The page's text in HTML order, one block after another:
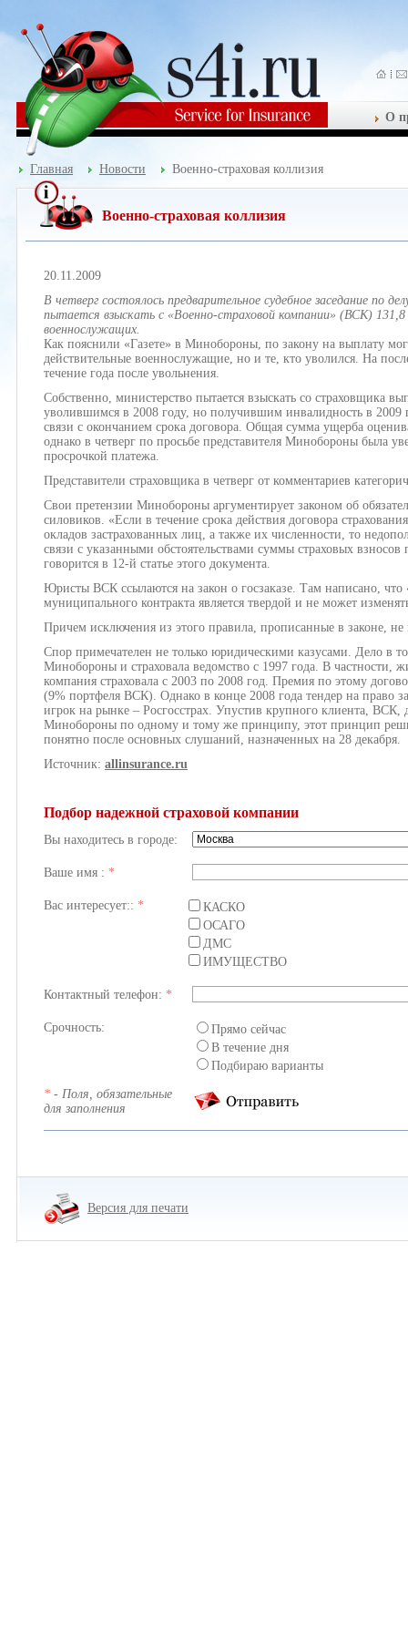
О
Главная Новости Военно-страховая коллизия
Военно-страховая коллизия
20.11.2009
В четверг состоялось предварительное судебное заседание по
пытается взыскать с «Военно-страховой компании» (ВСК) 131,8
военнослужащих.
Как пояснили «Газете» в Минобороны, по закону на выплату
действительные военнослужащие, но и те, кто уволился. На
течение года после увольнения.
Собственно, министерство пытается взыскать со страховщика
уволившимся в 2008 году, но получившим инвалидность в 2009
связи с окончанием срока договора. Общая сумма ущерба
однако в четверг по просьбе представителя Минобороны была
просрочкой платежа.
Представители страховщика в четверг от комментариев
Свои претензии Минобороны аргументирует законом об
силовиков. «Если в течение срока действия договора
окладов застрахованных лиц, а также их численности, то
связи с указанными обстоятельствами суммы страховых
говорится в 12-й статье этого документа.
Юристы ВСК ссылаются на закон о госзаказе. Там написано, что
муниципального контракта является твердой и не может
Причем исключения из этого правила, прописанные в законе, не
Спор примечателен не только юридическими казусами. Дело в
Минобороны и страховала ведомство с 1997 года. В частности,
компания страховала с 2003 по 2008 год. Премия по этому
(9% портфеля ВСК). Однако в конце 2008 года тендер на право
игрок на рынке – Росгосстрах. Упустив крупного клиента,
Минобороны по одному и тому же принципу, этот принцип
понятно после основных слушаний, назначенных на 28 декабря.
Источник: allinsurance.ru
Подбор надежной страховой компании
Вы находитесь в городе:
Ваше имя : *
Вас интересует:: *
КАСКО
ОСАГО
ДМС
ИМУЩЕСТВО
Контактный телефон: *
Срочность:
Прямо сейчас
В течение дня
Подбираю варианты
* - Поля, обязательные
для заполнения
Версия для печати